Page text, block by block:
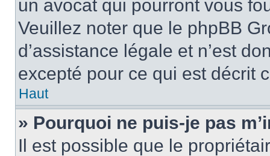
un avocat qui pourront vous
Veuillez noter que le phpBB
d’assistance légale et n’est
excepté pour ce qui est décrit
Haut
» Pourquoi ne puis-je pas
Il est possible que le